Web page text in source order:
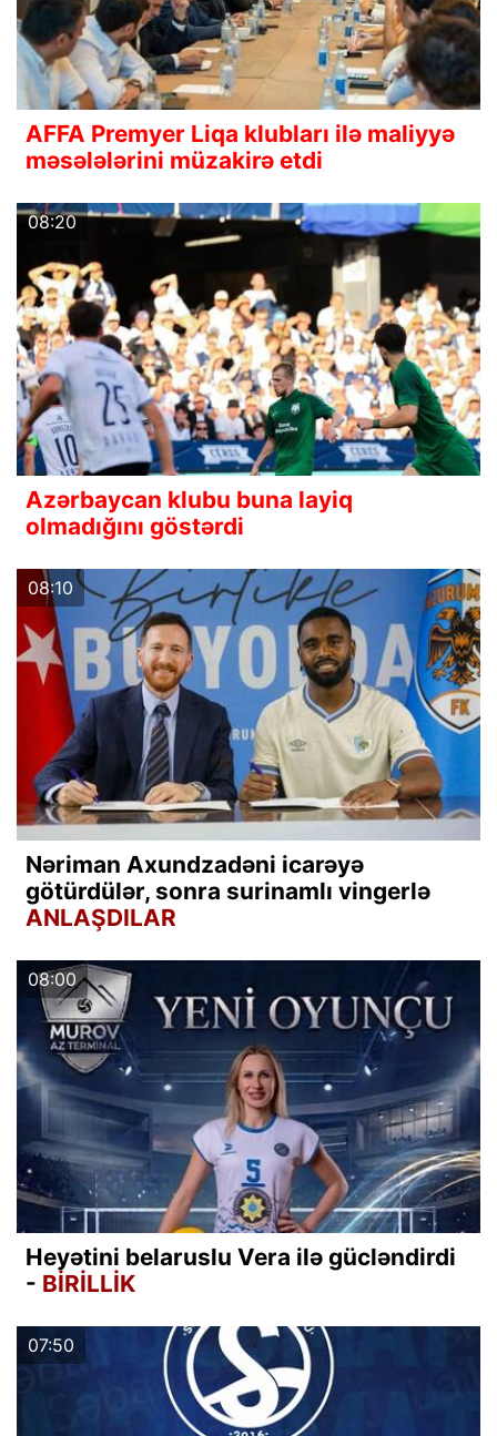
AFFA Premyer Liqa klubları ilə maliyyə
məsələlərini müzakirə etdi
08:20
Azərbaycan klubu buna layiq
olmadığını göstərdi
08:10
Nəriman Axundzadəni icarəyə
götürdülər, sonra surinamlı vingerlə
ANLAŞDILAR
08:00
Heyətini belaruslu Vera ilə gücləndirdi
- BİRİLLİK
07:50